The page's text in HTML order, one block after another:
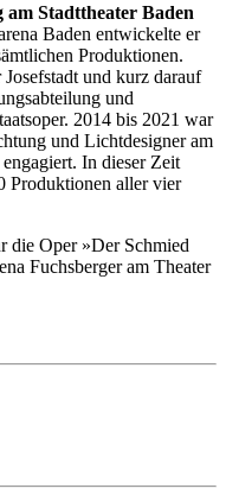
Stadttheater Baden
Baden entwickelte er
Produktionen.
und kurz darauf
und
2014 bis 2021 war
und Lichtdesigner am
In dieser Zeit
Produktionen aller vier
die Oper »Der Schmied
Fuchsberger am Theater